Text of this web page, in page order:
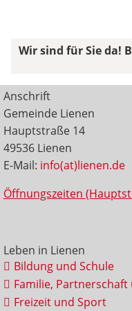
Wir sind für Sie da!
Anschrift
Gemeinde Lienen
Hauptstraße 14
49536 Lienen
E-Mail: info(at)lienen.de
Öffnungszeiten
Leben in Lienen
Bildung und Schule
Familie,
Freizeit und Sport